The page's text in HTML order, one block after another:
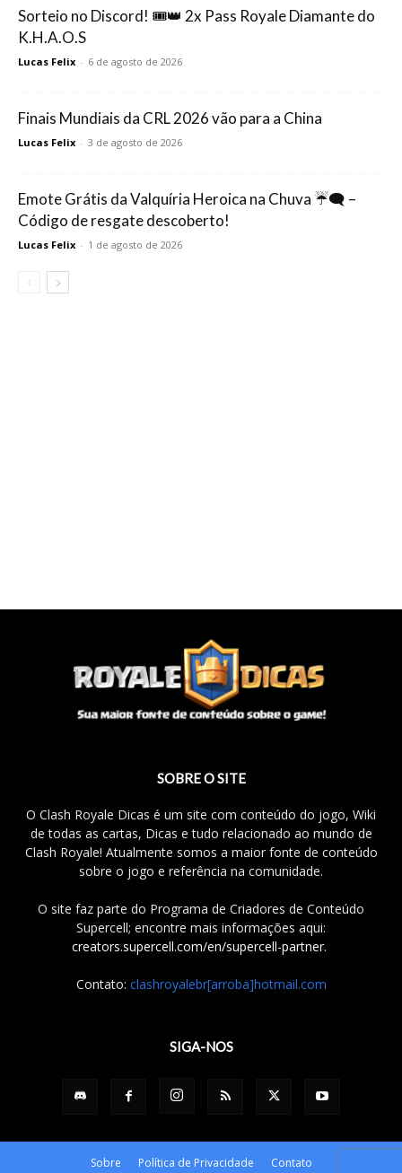
Sorteio no Discord! 🎟️👑 2x Pass Royale Diamante do
K.H.A.O.S
Lucas Felix - 6 de agosto de 2026
Finais Mundiais da CRL 2026 vão para a China
Lucas Felix - 3 de agosto de 2026
Emote Grátis da Valquíria Heroica na Chuva ☔🗨️ –
Código de resgate descoberto!
Lucas Felix - 1 de agosto de 2026
SOBRE O SITE
O Clash Royale Dicas é um site com conteúdo do jogo, Wiki
de todas as cartas, Dicas e tudo relacionado ao mundo de
Clash Royale! Atualmente somos a maior fonte de conteúdo
sobre o jogo e referência na comunidade.
O site faz parte do Programa de Criadores de Conteúdo
Supercell; encontre mais informações aqui:
creators.supercell.com/en/supercell-partner.
Contato: clashroyalebr[arroba]hotmail.com
SIGA-NOS
Sobre Política de Privacidade Contato